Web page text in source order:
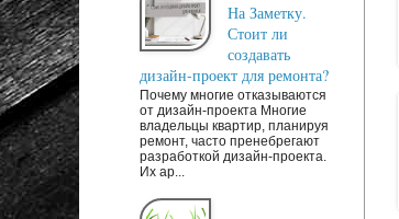
На Заметку.
Стоит ли
создавать
дизайн-проект для ремонта?
Почему многие отказываются
от дизайн-проекта Многие
владельцы квартир, планируя
ремонт, часто пренебрегают
разработкой дизайн-проекта.
Их ар...